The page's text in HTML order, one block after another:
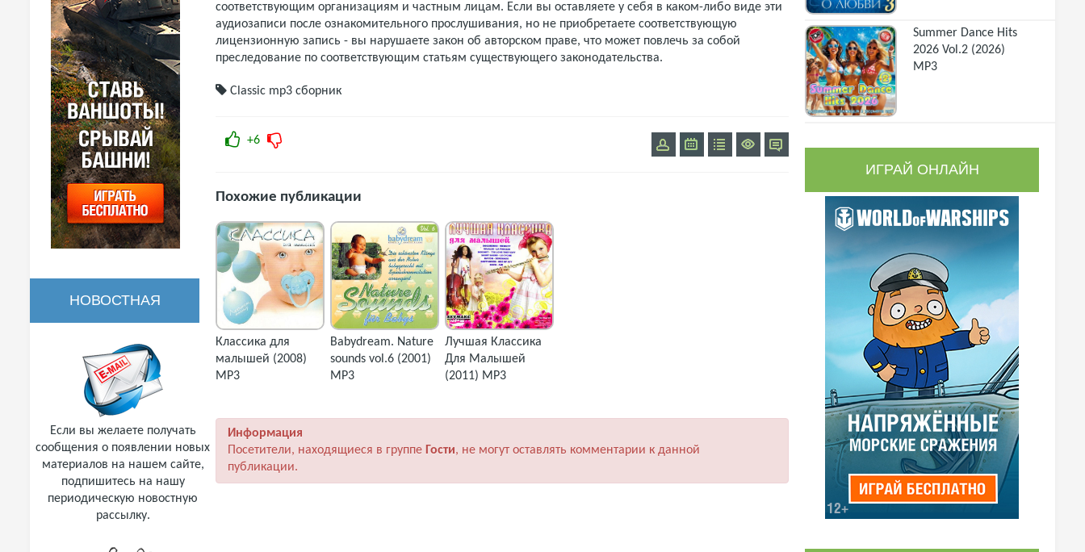
НОВОСТНАЯ
РАССЫЛКА
Если вы желаете получать
сообщения о появлении новых
материалов на нашем сайте,
подпишитесь на нашу
периодическую новостную
рассылку.
соответствующим организациям и частным лицам. Если вы оставляете у себя в каком-либо виде эти
аудиозаписи после ознакомительного прослушивания, но не приобретаете соответствующую
лицензионную запись - вы нарушаете закон об авторском праве, что может повлечь за собой
преследование по соответствующим статьям существующего законодательства.
Classic mp3 сборник
+6
Похожие публикации
Классика для
малышей (2008)
MP3
Babydream. Nature
sounds vol.6 (2001)
MP3
Лучшая Классика
Для Малышей
(2011) MP3
Информация
Посетители, находящиеся в группе Гости, не могут оставлять комментарии к данной
публикации.
Summer Dance Hits
2026 Vol.2 (2026)
MP3
ИГРАЙ ОНЛАЙН